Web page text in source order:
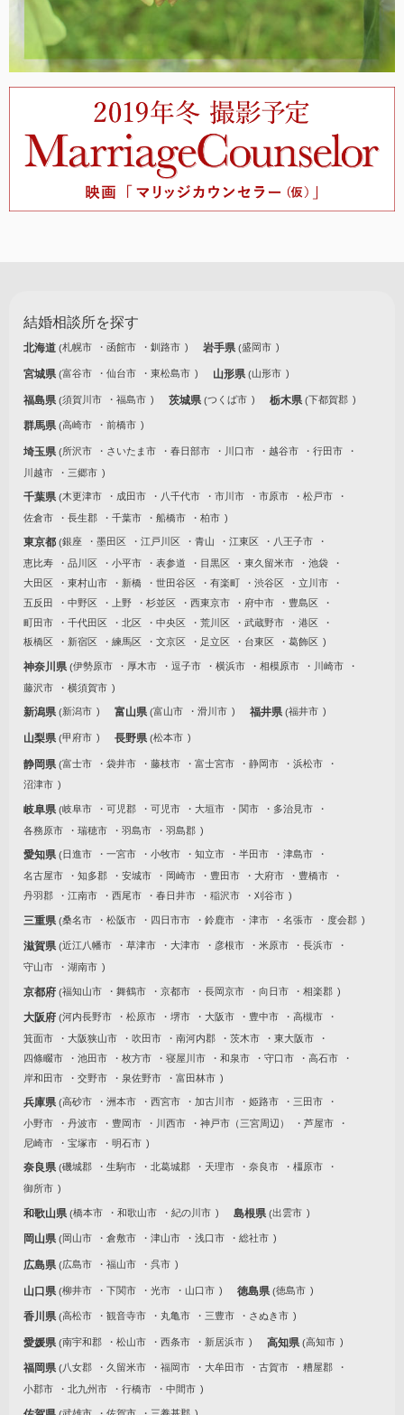
結婚相談所を探す
北海道 札幌市 函館市 釧路市 岩手県 盛岡市
宮城県 富谷市 仙台市 東松島市 山形県 山形市
福島県 須賀川市 福島市 茨城県 つくば市 栃木県 下都賀郡
群馬県 高崎市 前橋市
埼玉県 所沢市 さいたま市 春日部市 川口市 越谷市
行田市
川越市
三郷市
千葉県 木更津市 成田市 八千代市 市川市 市原市
松戸市
佐倉市
長生郡 千葉市 船橋市 柏市
東京都 銀座 墨田区 江戸川区 青山 江東区
八王子市
恵比寿
品川区 小平市 表参道 目黒区 東久留米市
池袋
大田区
東村山市 新橋 世田谷区 有楽町 渋谷区
立川市
五反田
中野区 上野 杉並区 西東京市 府中市
豊島区
町田市
千代田区 北区 中央区 荒川区 武蔵野市
港区
板橋区
新宿区 練馬区 文京区 足立区 台東区 葛飾区
神奈川県 伊勢原市 厚木市 逗子市 横浜市 相模原市
川崎市
藤沢市
横須賀市
新潟県 新潟市 富山県 富山市 滑川市 福井県 福井市
山梨県 甲府市 長野県 松本市
静岡県 富士市 袋井市 藤枝市 富士宮市 静岡市
浜松市
沼津市
岐阜県 岐阜市 可児郡 可児市 大垣市 関市
多治見市
各務原市
瑞穂市 羽島市 羽島郡
愛知県 日進市 一宮市 小牧市 知立市 半田市
津島市
名古屋市
知多郡 安城市 岡崎市 豊田市 大府市
豊橋市
丹羽郡
江南市 西尾市 春日井市 稲沢市 刈谷市
三重県 桑名市 松阪市 四日市市 鈴鹿市 津市 名張市 度会郡
滋賀県 近江八幡市 草津市 大津市 彦根市 米原市
長浜市
守山市
湖南市
京都府 福知山市 舞鶴市 京都市 長岡京市 向日市 相楽郡
大阪府 河内長野市 松原市 堺市 大阪市 豊中市
高槻市
箕面市
大阪狭山市 吹田市 南河内郡 茨木市
東大阪市
四條畷市
池田市 枚方市 寝屋川市 和泉市 守口市
高石市
岸和田市
交野市 泉佐野市 富田林市
兵庫県 高砂市 洲本市 西宮市 加古川市 姫路市
三田市
小野市
丹波市 豊岡市 川西市 神戸市（三宮周辺）
芦屋市
尼崎市
宝塚市 明石市
奈良県 磯城郡 生駒市 北葛城郡 天理市 奈良市
橿原市
御所市
和歌山県 橋本市 和歌山市 紀の川市 島根県 出雲市
岡山県 岡山市 倉敷市 津山市 浅口市 総社市
広島県 広島市 福山市 呉市
山口県 柳井市 下関市 光市 山口市 徳島県 徳島市
香川県 高松市 観音寺市 丸亀市 三豊市 さぬき市
愛媛県 南宇和郡 松山市 西条市 新居浜市 高知県 高知市
福岡県 八女郡 久留米市 福岡市 大牟田市 古賀市
糟屋郡
小郡市
北九州市 行橋市 中間市